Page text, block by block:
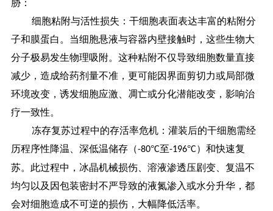
胁：
细胞粘附与活性损失：干细胞表面表达丰富的粘附分
子和膜蛋白。当细胞悬液与容器内壁接触时，这些生物大
分子极易发生物理吸附。这种粘附不仅导致细胞数量直接
减少，造成给药剂量不准，更可能因界面剪切力或局部微
环境改变，诱发细胞应激、凋亡或分化潜能改变，影响治
疗一致性。
冻存复苏过程中的存活率危机：灌装后的干细胞需经
历程序性降温、深低温储存（-80°C至-196°C）和快速复
苏。此过程中，冰晶机械损伤、溶液渗透压剧变、复温不
均匀以及因包装密封不严导致的液氮渗入或水分升华，都
会对细胞造成不可逆的损伤，大幅降低活率。